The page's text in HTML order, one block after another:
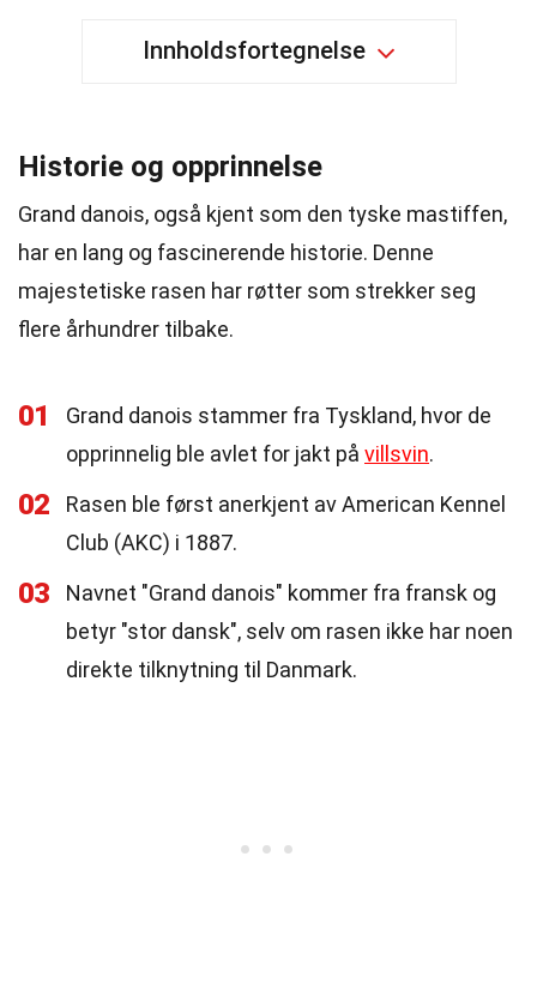
Innholdsfortegnelse
Historie og opprinnelse
Grand danois, også kjent som den tyske mastiffen,
har en lang og fascinerende historie. Denne
majestetiske rasen har røtter som strekker seg
flere århundrer tilbake.
01
Grand danois stammer fra Tyskland, hvor de
opprinnelig ble avlet for jakt på villsvin.
02
Rasen ble først anerkjent av American Kennel
Club (AKC) i 1887.
03
Navnet "Grand danois" kommer fra fransk og
betyr "stor dansk", selv om rasen ikke har noen
direkte tilknytning til Danmark.